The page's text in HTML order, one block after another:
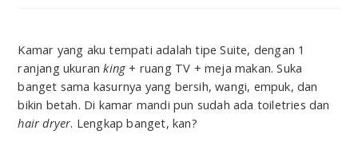
Kamar yang aku tempati adalah tipe Suite, dengan 1
ranjang ukuranking + ruang TV + meja makan. Suka
banget sama kasurnya yang bersih, wangi, empuk, dan
bikin betah. Di kamar mandi pun sudah ada toiletries dan
hair dryer. Lengkap banget, kan?